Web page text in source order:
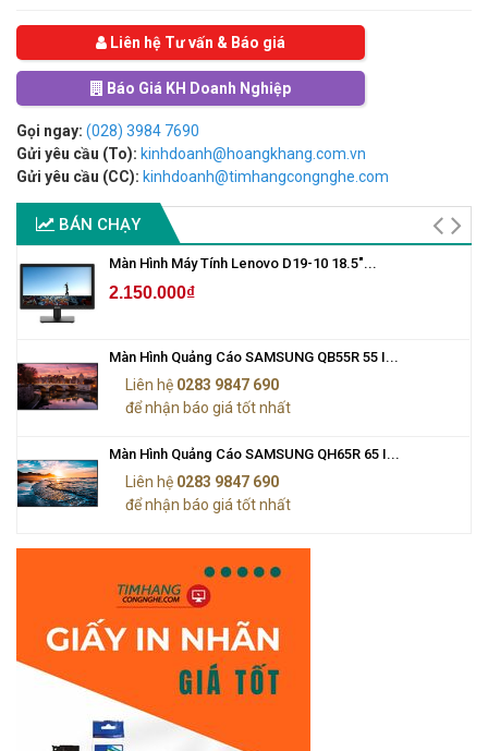
Liên hệ Tư vấn & Báo giá
Báo Giá KH Doanh Nghiệp
Gọi ngay: (028) 3984 7690
Gửi yêu cầu (To): kinhdoanh@hoangkhang.com.vn
Gửi yêu cầu (CC): kinhdoanh@timhangcongnghe.com
BÁN CHẠY
Màn Hình Máy Tính Lenovo D19-10 18.5"...
2.150.000₫
Màn Hình Quảng Cáo SAMSUNG QB55R 55 I...
Liên hệ 0283 9847 690
để nhận báo giá tốt nhất
Màn Hình Quảng Cáo SAMSUNG QH65R 65 I...
Liên hệ 0283 9847 690
để nhận báo giá tốt nhất